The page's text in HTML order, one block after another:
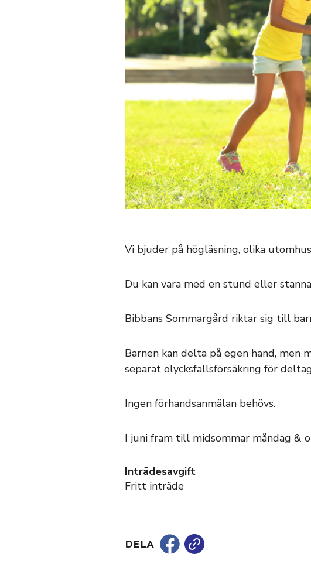
Vi bjuder på högläsning, olika
Du kan vara med en stund eller
Bibbans Sommargård riktar sig till
Barnen kan delta på egen hand, men
separat olycksfallsförsäkring för
Ingen förhandsanmälan behövs.
I juni fram till midsommar måndag &
Inträdesavgift
Fritt inträde
DELA